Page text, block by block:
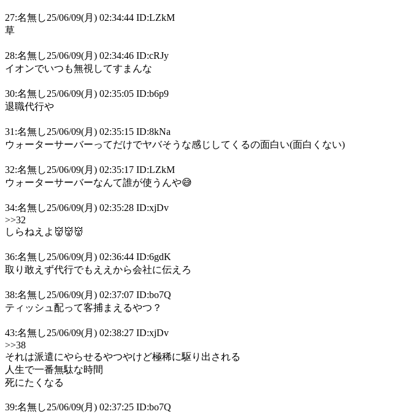
27:名無し25/06/09(月) 02:34:44 ID:LZkM
草
28:名無し25/06/09(月) 02:34:46 ID:cRJy
イオンでいつも無視してすまんな
30:名無し25/06/09(月) 02:35:05 ID:b6p9
退職代行や
31:名無し25/06/09(月) 02:35:15 ID:8kNa
ウォーターサーバーってだけでヤバそうな感じしてくるの面白い(面白くない)
32:名無し25/06/09(月) 02:35:17 ID:LZkM
ウォーターサーバーなんて誰が使うんや😅
34:名無し25/06/09(月) 02:35:28 ID:xjDv
>>32
しらねえよ👹👹👹
36:名無し25/06/09(月) 02:36:44 ID:6gdK
取り敢えず代行でもええから会社に伝えろ
38:名無し25/06/09(月) 02:37:07 ID:bo7Q
ティッシュ配って客捕まえるやつ？
43:名無し25/06/09(月) 02:38:27 ID:xjDv
>>38
それは派遣にやらせるやつやけど極稀に駆り出される
人生で一番無駄な時間
死にたくなる
39:名無し25/06/09(月) 02:37:25 ID:bo7Q